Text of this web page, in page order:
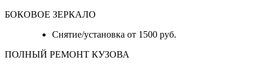
БОКОВОЕ ЗЕРКАЛО
Снятие/установка от 1500 руб.
ПОЛНЫЙ РЕМОНТ КУЗОВА